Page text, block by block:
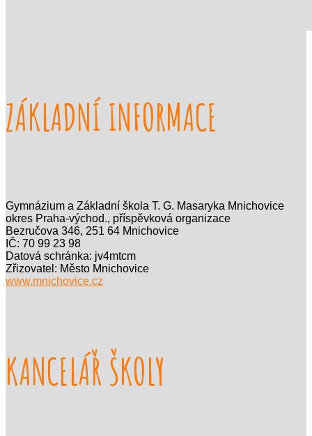
ZÁKLADNÍ INFORMACE
Gymnázium a Základní škola T. G. Masaryka Mnichovice
okres Praha-východ., příspěvková organizace
Bezručova 346, 251 64 Mnichovice
IČ: 70 99 23 98
Datová schránka: jv4mtcm
Zřizovatel: Město Mnichovice
www.mnichovice.cz
KANCELÁŘ ŠKOLY